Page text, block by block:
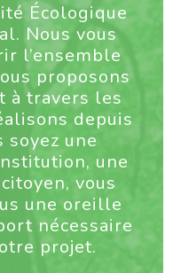
Écologique
Nous vous
l’ensemble
proposons
à travers les
depuis
soyez une
une
vous
une oreille
nécessaire
projet.